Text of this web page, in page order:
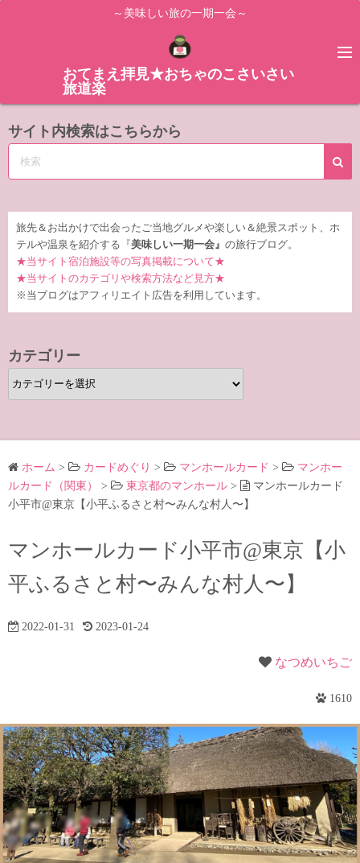
ス
ッ
～美味しい旅の一期一会～
おてまえ拝見★おちゃのこさいさい
旅道楽
サイト内検索はこちらから
旅先＆お出かけで出会ったご当地グルメや楽しい＆絶景スポット、ホ
テルや温泉を紹介する『 美味しい一期一会』 の旅行ブログ。
★当サイト宿泊施設等の写真掲載について★
★当サイトのカテゴリや検索方法など見方★
※当ブログはアフィリエイト広告を利用しています。
カテゴリー
カ
テ
リ
ー ホーム > カードめぐり > マンホールカード >
マンホー
ルカード（関東）
> 東京都のマンホール >
マンホールカード
小平市@東京【小平ふるさと村〜みんな村人〜】
マンホールカード小平市@東京【小
平ふるさと村〜みんな村人〜】
2022-01-31 2023-01-24
なつめいちご
1610